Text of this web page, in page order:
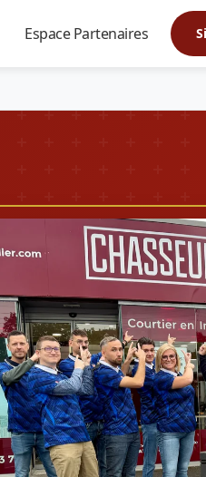
Espace Partenaires